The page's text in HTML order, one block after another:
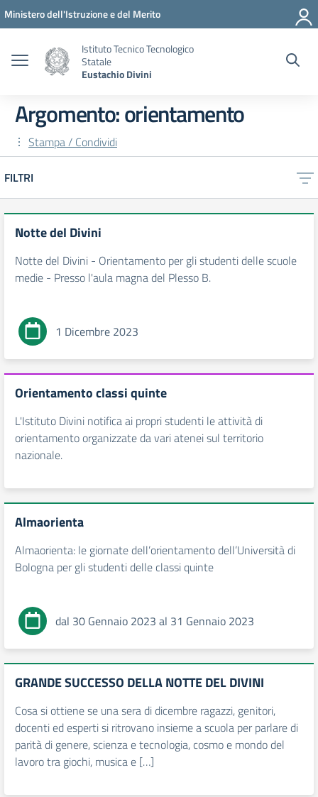
Vai ai contenuti
Vai al menu di navigazione
Vai al footer
Ministero dell'Istruzione e del Merito
Istituto Tecnico Tecnologico
Statale
Eustachio Divini
Argomento: orientamento
Stampa / Condividi
FILTRI
Notte del Divini
Notte del Divini - Orientamento per gli studenti delle scuole
medie - Presso l'aula magna del Plesso B.
1 Dicembre 2023
Orientamento classi quinte
L'Istituto Divini notifica ai propri studenti le attività di
orientamento organizzate da vari atenei sul territorio
nazionale.
Almaorienta
Almaorienta: le giornate dell’orientamento dell’Università di
Bologna per gli studenti delle classi quinte
dal 30 Gennaio 2023 al 31 Gennaio 2023
GRANDE SUCCESSO DELLA NOTTE DEL DIVINI
Cosa si ottiene se una sera di dicembre ragazzi, genitori,
docenti ed esperti si ritrovano insieme a scuola per parlare di
parità di genere, scienza e tecnologia, cosmo e mondo del
lavoro tra giochi, musica e […]